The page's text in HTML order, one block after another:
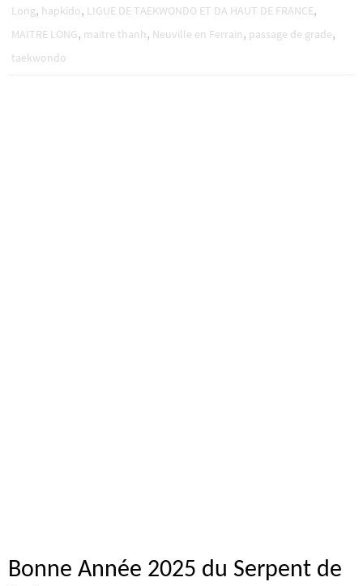
Long, hapkido, LIGUE DE TAEKWONDO ET DA HAUT DE FRANCE,
MAITRE LONG, maitre thanh, Neuville en Ferrain, passage de grade,
taekwondo
Bonne Année 2025 du Serpent de